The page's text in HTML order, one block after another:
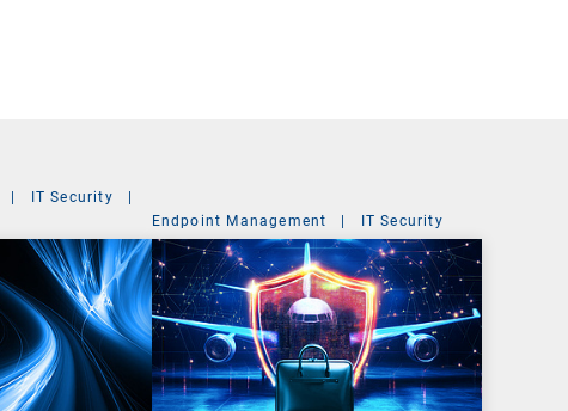
| IT Security
|
Endpoint Management | IT Security